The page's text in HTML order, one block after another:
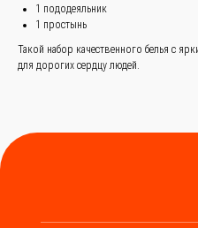
1 пододеяльник
1 простынь
Такой набор качественного белья с
для дорогих сердцу людей.